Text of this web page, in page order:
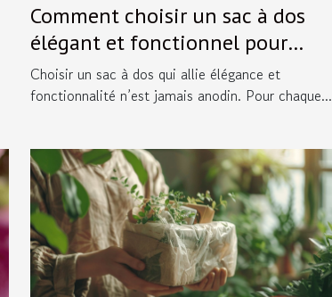
Comment choisir un sac à dos
élégant et fonctionnel pour
chaque occasion ?
Choisir un sac à dos qui allie élégance et
fonctionnalité n’est jamais anodin. Pour chaque...